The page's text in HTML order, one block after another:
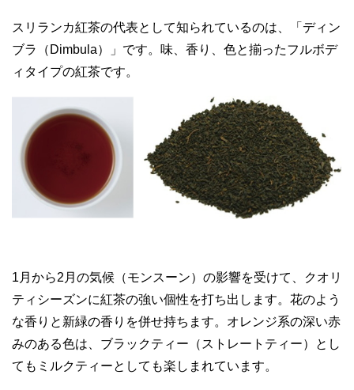
スリランカ紅茶の代表として知られているのは、「ディン
ブラ（Dimbula）」です。味、香り、色と揃ったフルボデ
ィタイプの紅茶です。
1月から2月の気候（モンスーン）の影響を受けて、クオリ
ティシーズンに紅茶の強い個性を打ち出します。花のよう
な香りと新緑の香りを併せ持ちます。オレンジ系の深い赤
みのある色は、ブラックティー（ストレートティー）とし
てもミルクティーとしても楽しまれています。